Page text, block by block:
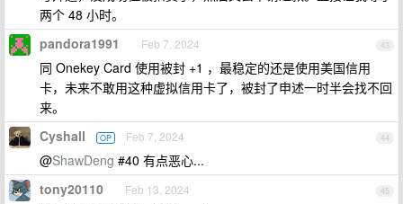
两个 48 小时。
43
pandora1991 Feb 7, 2024
同 Onekey Card 使用被封 +1 ，最稳定的还是使用美国信用
卡，未来不敢用这种虚拟信用卡了，被封了申述一时半会找不回
来。
44
Cyshall OP Feb 7, 2024
@ShawDeng #40 有点恶心...
45
tony20110 Feb 13, 2024